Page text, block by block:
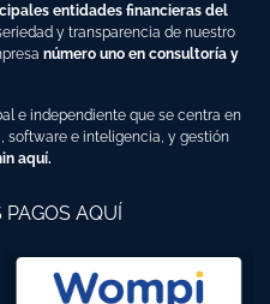
entidades financieras del
y transparencia de nuestro
número uno en consultoría y
e independiente que se centra en
software e inteligencia, y gestión
aquí.
AQUÍ